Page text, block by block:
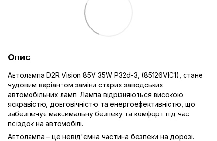
Опис
Автолампа D2R Vision 85V 35W P32d-3, (85126VIC1), стане
чудовим варіантом заміни старих заводських
автомобільних ламп. Лампа відрізняються високою
яскравістю, довговічністю та енергоефективністю, що
забезпечує максимальну безпеку та комфорт під час
поїздок на автомобілі.
Автолампа – це невід'ємна частина безпеки на дорозі.